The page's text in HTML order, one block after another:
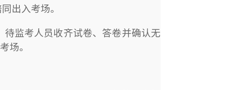
出入考场。
监考人员收齐试卷、答卷并确认无
场。